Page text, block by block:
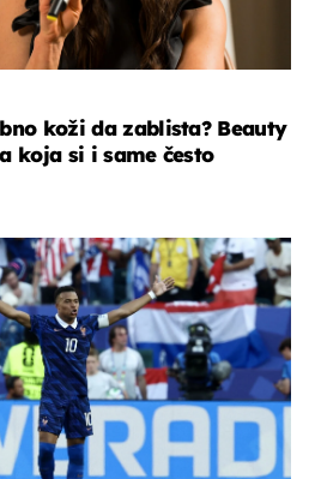
koži da zablista? Beauty
koja si i same često